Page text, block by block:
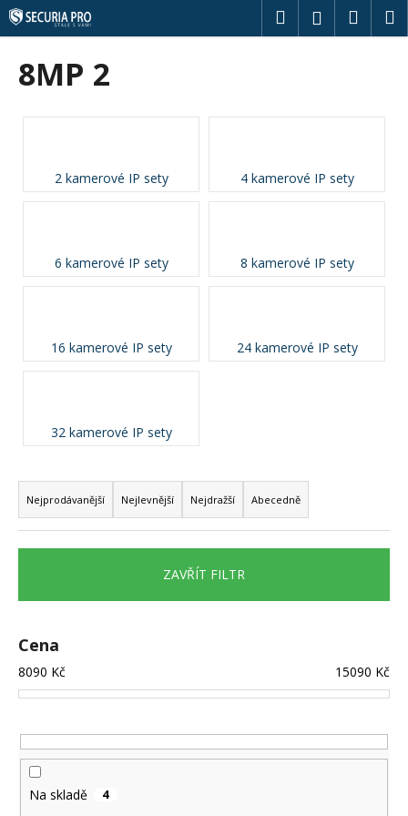
Přejít
na
obsah
HledatPřihlášení
8MP 2
2 kamerové IP sety 4 kamerové IP sety
6 kamerové IP sety 8 kamerové IP sety
16 kamerové IP sety 24 kamerové IP sety
32 kamerové IP sety
Ř
a
z
e
í
r
o
d
k
t
ů
Nejprodávanější Nejlevnější Nejdražší Abecedně
ZAVŘÍT FILTR
Cena
8090 Kč 15090 Kč
Na skladě 4
K
o
o
t
u
t
j
í
t
?
D
p
o